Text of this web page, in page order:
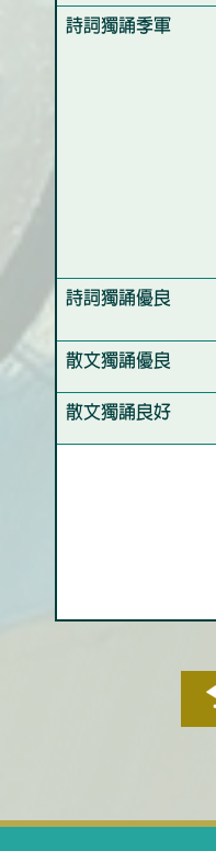
詩詞獨誦季軍
詩詞獨誦優良
散文獨誦優良
散文獨誦良好